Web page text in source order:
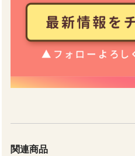
関連商品